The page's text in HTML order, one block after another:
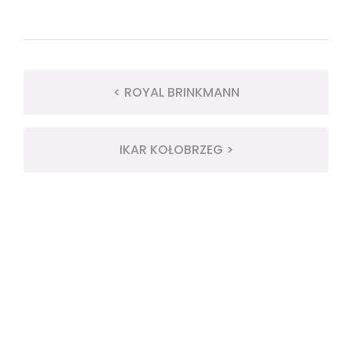
< ROYAL BRINKMANN
IKAR KOŁOBRZEG >